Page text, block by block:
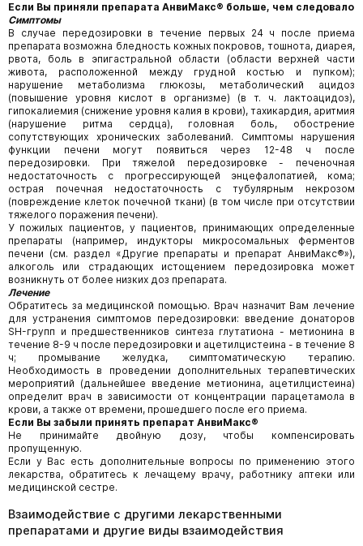
Если Вы приняли препарата АнвиМакс® больше, чем следовало
Симптомы
В случае передозировки в течение первых 24 ч после приема
препарата возможна бледность кожных покровов, тошнота, диарея,
рвота, боль в эпигастральной области (области верхней части
живота, расположенной между грудной костью и пупком);
нарушение метаболизма глюкозы, метаболический ацидоз
(повышение уровня кислот в организме) (в т. ч. лактоацидоз),
гипокалиемия (снижение уровня калия в крови), тахикардия, аритмия
(нарушение ритма сердца), головная боль, обострение
сопутствующих хронических заболеваний. Симптомы нарушения
функции печени могут появиться через 12-48 ч после
передозировки. При тяжелой передозировке - печеночная
недостаточность с прогрессирующей энцефалопатией, кома;
острая почечная недостаточность с тубулярным некрозом
(повреждение клеток почечной ткани) (в том числе при отсутствии
тяжелого поражения печени).
У пожилых пациентов, у пациентов, принимающих определенные
препараты (например, индукторы микросомальных ферментов
печени (см. раздел «Другие препараты и препарат АнвиМакс®»),
алкоголь или страдающих истощением передозировка может
возникнуть от более низких доз препарата.
Лечение
Обратитесь за медицинской помощью. Врач назначит Вам лечение
для устранения симптомов передозировки: введение донаторов
SH-групп и предшественников синтеза глутатиона - метионина в
течение 8-9 ч после передозировки и ацетилцистеина - в течение 8
ч; промывание желудка, симптоматическую терапию.
Необходимость в проведении дополнительных терапевтических
мероприятий (дальнейшее введение метионина, ацетилцистеина)
определит врач в зависимости от концентрации парацетамола в
крови, а также от времени, прошедшего после его приема.
Если Вы забыли принять препарат АнвиМакс®
Не принимайте двойную дозу, чтобы компенсировать
пропущенную.
Если у Вас есть дополнительные вопросы по применению этого
лекарства, обратитесь к лечащему врачу, работнику аптеки или
медицинской сестре.
Взаимодействие с другими лекарственными
препаратами и другие виды взаимодействия